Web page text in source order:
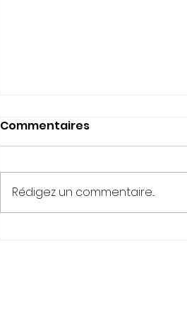
Commentaires
Rédigez un commentaire...